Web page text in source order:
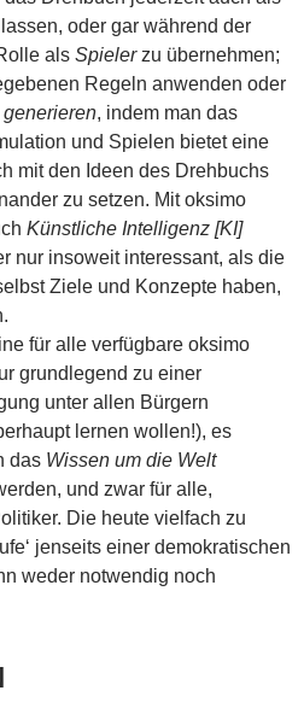
oder gar während der
als Spielerzu übernehmen;
Regeln anwenden oder
, indem man das
und Spielen bietet eine
mit den Ideen des Drehbuchs
zu setzen. Mit oksimo
Künstliche Intelligenz [KI]
nur insoweit interessant, als die
Ziele und Konzepte haben,
für alle verfügbare oksimo
grundlegend zu einer
unter allen Bürgern
lernen wollen!), es
das Wissen um die Welt
und zwar für alle,
Die heute vielfach zu
jenseits einer demokratischen
weder notwendig noch